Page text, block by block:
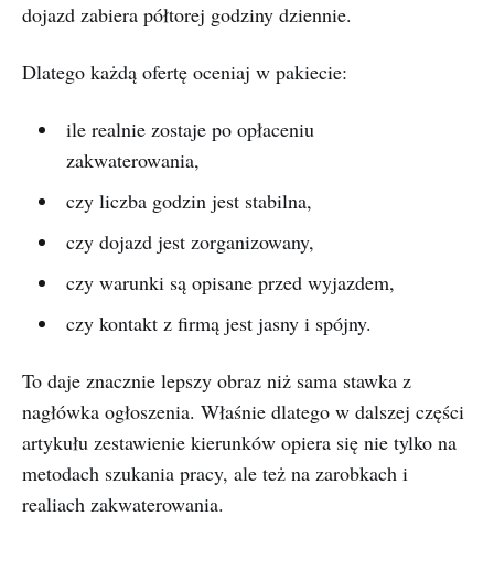
dojazd zabiera półtorej godziny dziennie.
Dlatego każdą ofertę oceniaj w pakiecie:
ile realnie zostaje po opłaceniu
zakwaterowania,
czy liczba godzin jest stabilna,
czy dojazd jest zorganizowany,
czy warunki są opisane przed wyjazdem,
czy kontakt z firmą jest jasny i spójny.
To daje znacznie lepszy obraz niż sama stawka z
nagłówka ogłoszenia. Właśnie dlatego w dalszej części
artykułu zestawienie kierunków opiera się nie tylko na
metodach szukania pracy, ale też na zarobkach i
realiach zakwaterowania.